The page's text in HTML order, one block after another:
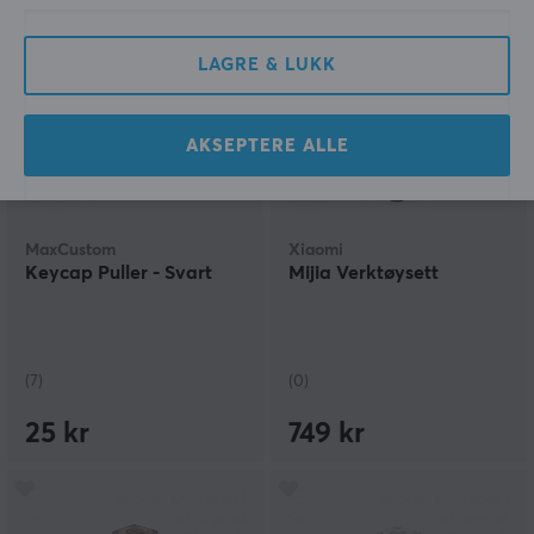
MaxCustom
Keycap Puller - Svart
(7)
25 kr
Xiaomi
Mijia Verktøysett
(0)
749 kr
LAGRE & LUKK
AKSEPTERE ALLE